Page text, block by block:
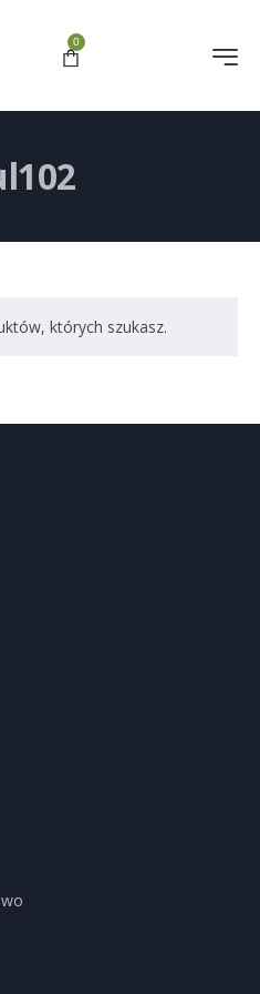
0
których szukasz.